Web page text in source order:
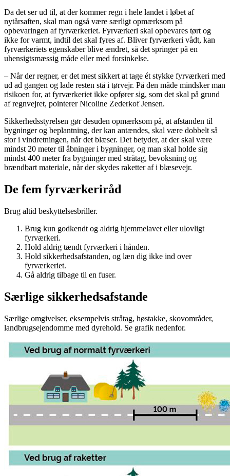
Da det ser ud til, at der kommer regn i hele landet i løbet af
nytårsaften, skal man også være særligt opmærksom på
opbevaringen af fyrværkeriet. Fyrværkeri skal opbevares tørt og
ikke for varmt, indtil det skal fyres af. Bliver fyrværkeri vådt, kan
fyrværkeriets egenskaber blive ændret, så det springer på en
uhensigtsmæssig måde eller med forsinkelse.
– Når der regner, er det mest sikkert at tage ét stykke fyrværkeri med
ud ad gangen og lade resten stå i tørvejr. På den måde mindsker man
risikoen for, at fyrværkeriet ikke opfører sig, som det skal på grund
af regnvejret, pointerer Nicoline Zederkof Jensen.
Sikkerhedsstyrelsen gør desuden opmærksom på, at afstanden til
bygninger og beplantning, der kan antændes, skal være dobbelt så
stor i vindretningen, når det blæser. Det betyder, at der skal være
mindst 20 meter til åbninger i bygninger, og man skal holde sig
mindst 400 meter fra bygninger med stråtag, bevoksning og
brændbart materiale, når der skydes raketter af i blæsevejr.
De fem fyrværkeriråd
Brug altid beskyttelsesbriller.
Brug kun godkendt og aldrig hjemmelavet eller ulovligt
fyrværkeri.
Hold aldrig tændt fyrværkeri i hånden.
Hold sikkerhedsafstanden, og læn dig ikke ind over
fyrværkeriet.
Gå aldrig tilbage til en fuser.
Særlige sikkerhedsafstande
Særlige omgivelser, eksempelvis stråtag, høstakke, skovområder,
landbrugsejendomme med dyrehold. Se grafik nedenfor.